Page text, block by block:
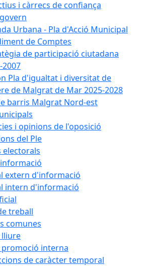
i càrrecs de confiança
Urbana - Pla d'Acció Municipal
de Comptes
de participació ciutadana
2007
Pla d'igualtat i diversitat de
de Malgrat de Mar 2025-2028
barris Malgrat Nord-est
i opinions de l'oposició
del Ple
electorals
extern d'informació
intern d'informació
treball
comunes
lliure
promoció interna
de caràcter temporal